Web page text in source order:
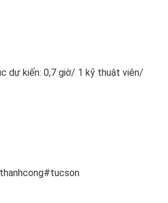
dự kiến: 0,7 giờ/ 1 kỹ thuật viên/